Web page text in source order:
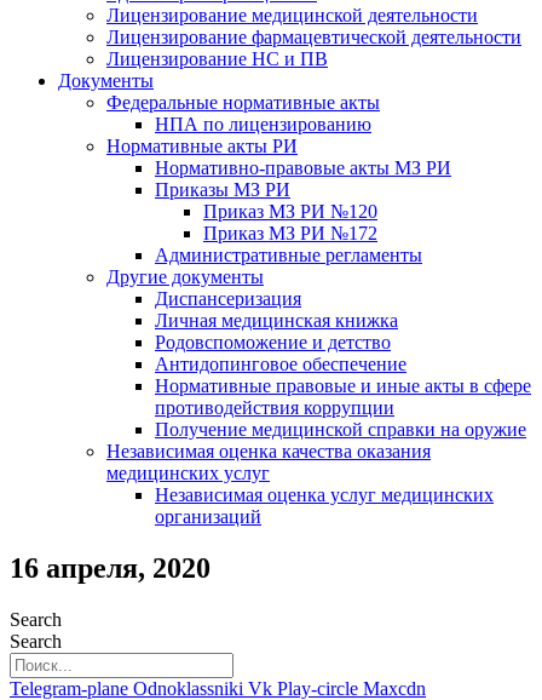
Лицензирование медицинской деятельности
Лицензирование фармацевтической деятельности
Лицензирование НС и ПВ
Документы
Федеральные нормативные акты
НПА по лицензированию
Нормативные акты РИ
Нормативно-правовые акты МЗ РИ
Приказы МЗ РИ
Приказ МЗ РИ №120
Приказ МЗ РИ №172
Административные регламенты
Другие документы
Диспансеризация
Личная медицинская книжка
Родовспоможение и детство
Антидопинговое обеспечение
Нормативные правовые и иные акты в сфере
противодействия коррупции
Получение медицинской справки на оружие
Независимая оценка качества оказания
медицинских услуг
Независимая оценка услуг медицинскиx
организаций
16 апреля, 2020
Search
Search
Telegram-plane Odnoklassniki Vk Play-circle Maxcdn